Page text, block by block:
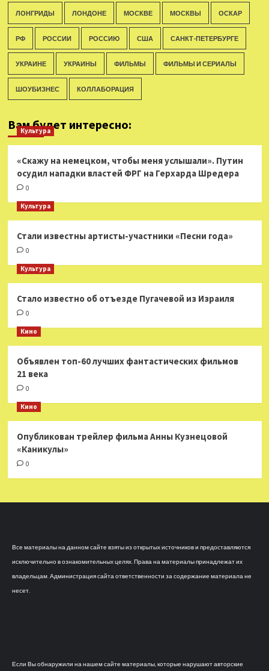
ЛОНГРИДЫ ЛОНДОНЕ МОСКВЕ МОСКВЫ ОСКАР
РФ РОССИИ РОССИЮ США САНКТ-ПЕТЕРБУРГЕ
УКРАИНЕ УКРАИНЫ ФИЛЬМЫ ФИЛЬМЫ И СЕРИАЛЫ
ШОУБИЗНЕС КОЛЛАБОРАЦИЯ
Вам будет интересно:
Культура
«Скажу на немецком, чтобы меня услышали». Путин
осудил нападки властей ФРГ на Герхарда Шредера
0
Культура
Стали известны артисты-участники «Песни года»
0
Культура
Стало известно об отъезде Пугачевой из Израиля
0
Кино
Объявлен топ-60 лучших фантастических фильмов
21 века
0
Кино
Опубликован трейлер фильма Анны Кузнецовой
«Каникулы»
0
Все материалы на данном сайте взяты из открытых источников и предоставляются
исключительно в ознакомительных целях. Права на материалы принадлежат их
владельцам. Администрация сайта ответственности за содержание материала не
несет.
Если Вы обнаружили на нашем сайте материалы, которые нарушают авторские